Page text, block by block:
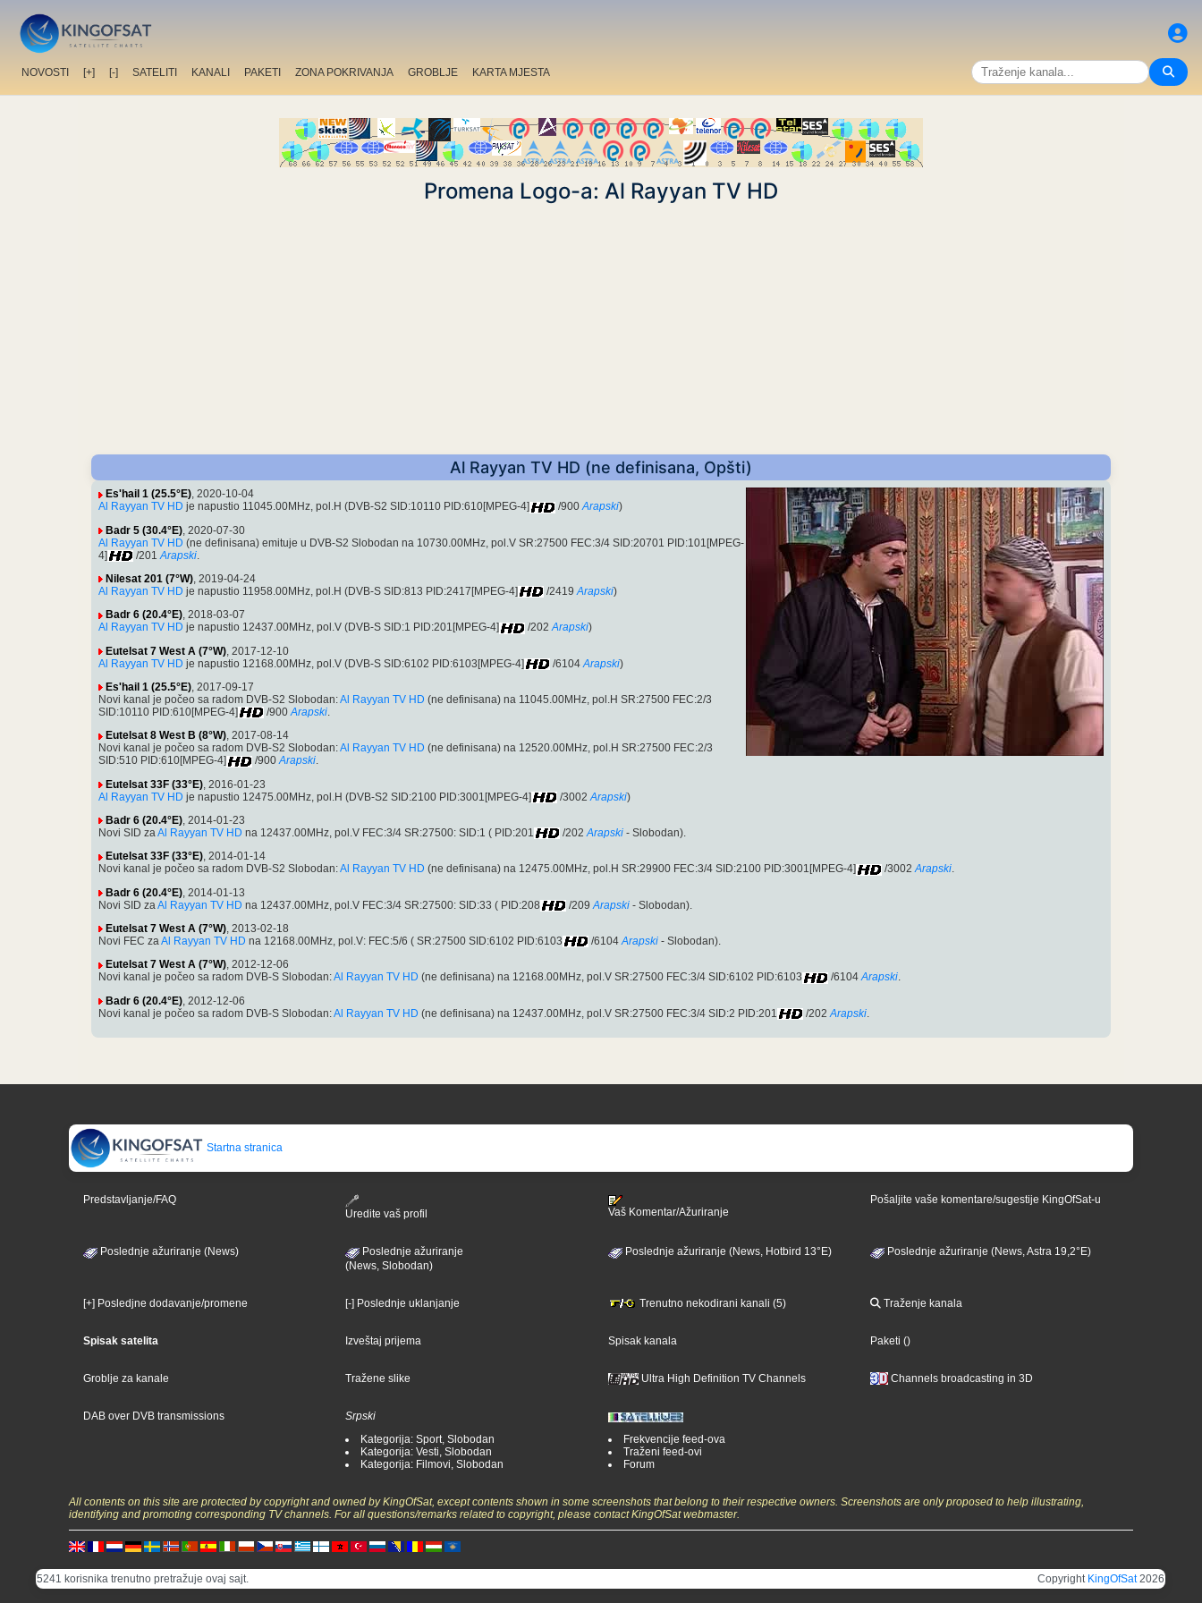
NOVOSTI [+] [-] SATELITI KANALI PAKETI ZONA POKRIVANJA GROBLJE KARTA MJESTA
Promena Logo-a: Al Rayyan TV HD
Al Rayyan TV HD (ne definisana, Opšti)
Es'hail 1 (25.5°E), 2020-10-04
Al Rayyan TV HD je napustio 11045.00MHz, pol.H (DVB-S2 SID:10110 PID:610[MPEG-4] /900 Arapski)
Badr 5 (30.4°E) , 2020-07-30
Al Rayyan TV HD (ne definisana) emituje u DVB-S2 Slobodan na 10730.00MHz, pol.V SR:27500 FEC:3/4 SID:20701 PID:101[MPEG-
4]
/201 Arapski
Nilesat 201 (7°W), 2019-04-24
Al Rayyan TV HD je napustio 11958.00MHz, pol.H (DVB-S SID:813 PID:2417[MPEG-4] /2419 Arapski)
Badr 6 (20.4°E), 2018-03-07
Al Rayyan TV HD je napustio 12437.00MHz, pol.V (DVB-S SID:1 PID:201[MPEG-4] /202 Arapski)
Eutelsat 7 West A (7°W) , 2017-12-10
Al Rayyan TV HD je napustio 12168.00MHz, pol.V (DVB-S SID:6102 PID:6103[MPEG-4] /6104 Arapski)
Es'hail 1 (25.5°E), 2017-09-17
Novi kanal je počeo sa radom DVB-S2 Slobodan:Al Rayyan TV HD (ne definisana) na 11045.00MHz, pol.H SR:27500 FEC:2/3
SID:10110 PID:610[MPEG-4]
/900 Arapski.
Eutelsat 8 West B (8°W), 2017-08-14
Novi kanal je počeo sa radom DVB-S2 Slobodan:Al Rayyan TV HD (ne definisana) na 12520.00MHz, pol.H SR:27500 FEC:2/3
SID:510 PID:610[MPEG-4]
/900 Arapski.
Eutelsat 33F (33°E) , 2016-01-23
Al Rayyan TV HD je napustio 12475.00MHz, pol.H (DVB-S2 SID:2100 PID:3001[MPEG-4] /3002 Arapski)
Badr 6 (20.4°E), 2014-01-23
Novi SID zaAl Rayyan TV HD na 12437.00MHz, pol.V FEC:3/4 SR:27500: SID:1 ( PID:201 /202 Arapski - Slobodan).
Eutelsat 33F (33°E), 2014-01-14
Novi kanal je počeo sa radom DVB-S2 Slobodan:Al Rayyan TV HD (ne definisana) na 12475.00MHz, pol.H SR:29900 FEC:3/4 SID:2100 PID:3001[MPEG-4] /3002 Arapski.
Badr 6 (20.4°E) , 2014-01-13
Novi SID za Al Rayyan TV HD na 12437.00MHz, pol.V FEC:3/4 SR:27500: SID:33 ( PID:208 /209 Arapski - Slobodan).
Eutelsat 7 West A (7°W), 2013-02-18
Novi FEC zaAl Rayyan TV HD na 12168.00MHz, pol.V: FEC:5/6 ( SR:27500 SID:6102 PID:6103 /6104 Arapski - Slobodan).
Eutelsat 7 West A (7°W), 2012-12-06
Novi kanal je počeo sa radom DVB-S Slobodan:Al Rayyan TV HD (ne definisana) na 12168.00MHz, pol.V SR:27500 FEC:3/4 SID:6102 PID:6103 /6104 Arapski.
Badr 6 (20.4°E) , 2012-12-06
Novi kanal je počeo sa radom DVB-S Slobodan:Al Rayyan TV HD (ne definisana) na 12437.00MHz, pol.V SR:27500 FEC:3/4 SID:2 PID:201 /202 Arapski
Startna stranica
Predstavljanje/FAQ
Uredite vaš profil
Vaš Komentar/Ažuriranje
Pošaljite vaše komentare/sugestije KingOfSat-u
Poslednje ažuriranje (News)
Poslednje ažuriranje
(News, Slobodan)
Poslednje ažuriranje (News, Hotbird 13°E) Poslednje ažuriranje (News, Astra 19,2°E)
[+] Posledjne dodavanje/promene [-] Poslednje uklanjanje Trenutno nekodirani kanali (5) Traženje kanala
Spisak satelita Izveštaj prijema Spisak kanala Paketi ()
Groblje za kanale Tražene slike Ultra High Definition TV Channels Channels broadcasting in 3D
DAB over DVB transmissions
Srpski
Kategorija: Sport, Slobodan
Kategorija: Vesti, Slobodan
Kategorija: Filmovi, Slobodan
Frekvencije feed-ova
Traženi feed-ovi
Forum
All contents on this site are protected by copyright and owned by KingOfSat, except contents shown in some screenshots that belong to their respective owners. Screenshots are only proposed to help illustrating,
identifying and promoting corresponding TV channels. For all questions/remarks related to copyright, please contact KingOfSat webmaster.
5241 korisnika trenutno pretražuje ovaj sajt. Copyright KingOfSat2026